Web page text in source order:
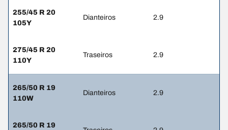
255/45 R 20
105Y
Dianteiros 2.9
275/45 R 20
110Y
Traseiros 2.9
265/50 R 19
110W
Dianteiros 2.9
265/50 R 19